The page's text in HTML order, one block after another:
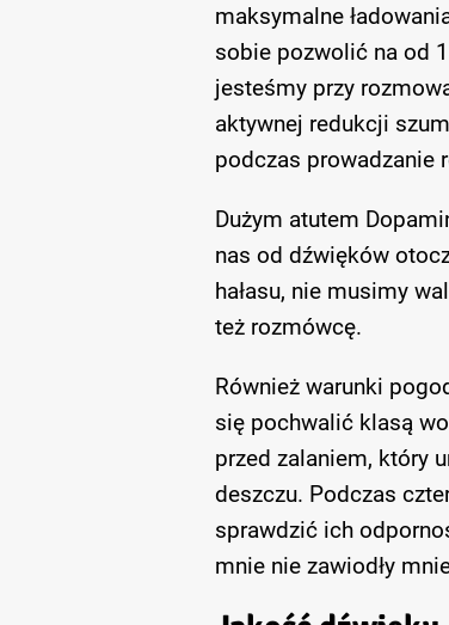
maksymalne
sobie pozwolić na od
jesteśmy przy
aktywnej redukcji
podczas prowadzanie
Dużym atutem
nas od dźwięków
hałasu, nie musimy
też rozmówcę.
Również warunki
się pochwalić klasą
przed zalaniem, który
deszczu. Podczas
sprawdzić ich
mnie nie zawiodły